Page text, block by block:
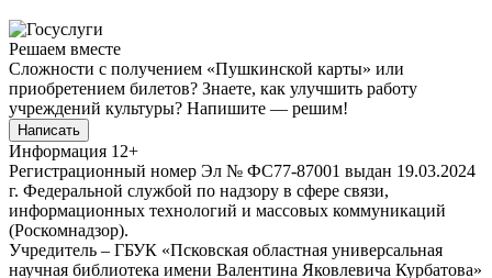
Решаем вместе
Сложности с получением «Пушкинской карты» или
приобретением билетов? Знаете, как улучшить работу
учреждений культуры? Напишите — решим!
Написать
Информация 12+
Регистрационный номер Эл № ФС77-87001 выдан 19.03.2024
г. Федеральной службой по надзору в сфере связи,
информационных технологий и массовых коммуникаций
(Роскомнадзор).
Учредитель – ГБУК «Псковская областная универсальная
научная библиотека имени Валентина Яковлевича Курбатова»